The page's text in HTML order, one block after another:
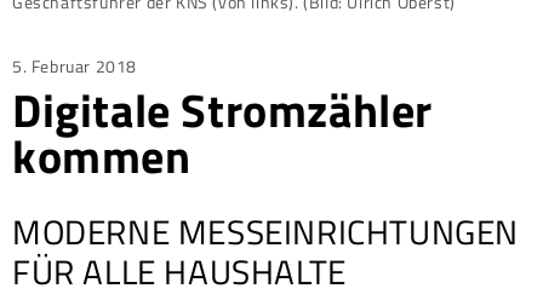
Posted
on
5. Februar 2018
Digitale Stromzähler
kommen
MODERNE MESSEINRICHTUNGEN
FÜR ALLE HAUSHALTE